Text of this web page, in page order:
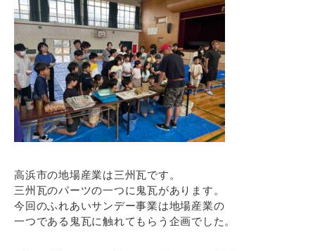
高浜市の地場産業は三州瓦です。
三州瓦のパーツの一つに鬼瓦があります。
今回のふれあいサンデー事業は地場産業の
一つである鬼瓦に触れてもらう企画でした。